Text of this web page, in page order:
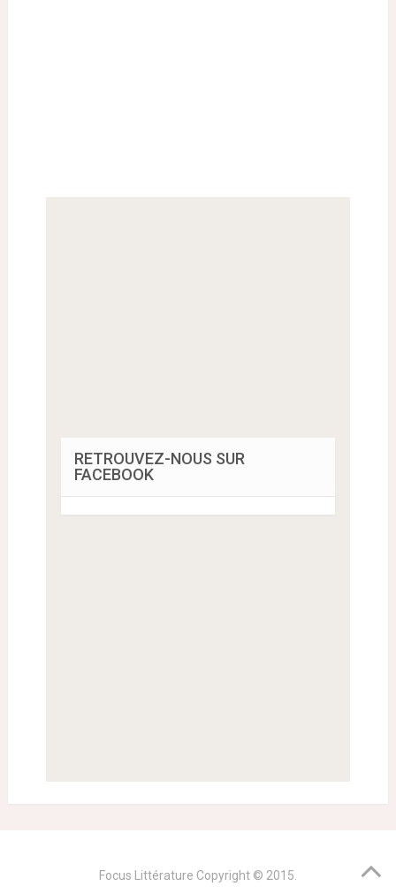
RETROUVEZ-NOUS SUR
FACEBOOK
Focus Littérature Copyright © 2015.